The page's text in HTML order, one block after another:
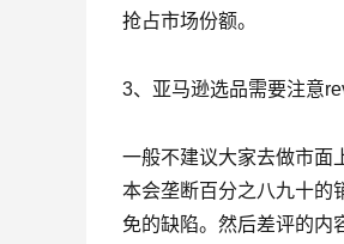
抢占市场份额。
3、亚马逊选品需要注意
一般不建议大家去做市面
本会垄断百分之八九十的
免的缺陷。然后差评的内